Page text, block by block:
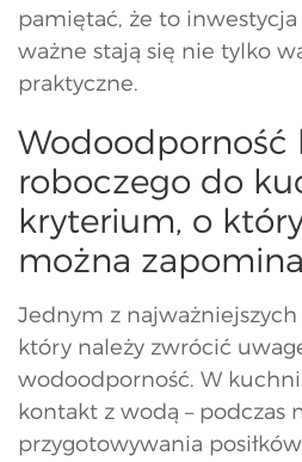
pamiętać, że to
ważne stają się nie tylko
praktyczne.
Wodoodporność
roboczego do
kryterium, o
można
Jednym z
który należy zwrócić
wodoodporność. W
kontakt z wodą – podczas
przygotowywania